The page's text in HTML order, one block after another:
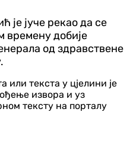
је јуче рекао да се
времену добије
од здравствене
или текста у цјелини је
извора и уз
тексту на порталу